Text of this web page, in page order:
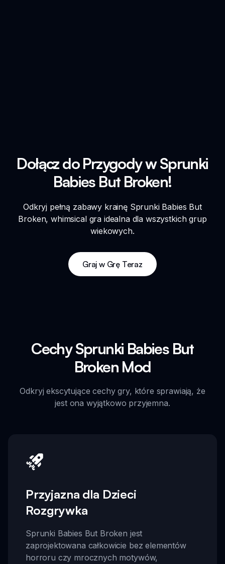
Dołącz do Przygody w Sprunki
Babies But Broken!
Odkryj pełną zabawy krainę Sprunki Babies But
Broken, whimsical gra idealna dla wszystkich grup
wiekowych.
Graj w Grę Teraz
Cechy Sprunki Babies But
Broken Mod
Odkryj ekscytujące cechy gry, które sprawiają, że
jest ona wyjątkowo przyjemna.
Przyjazna dla Dzieci
Rozgrywka
Sprunki Babies But Broken jest
zaprojektowana całkowicie bez elementów
horroru czy mrocznych motywów,